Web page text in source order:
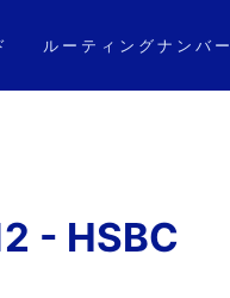
ルーティングナンバー
- HSBC